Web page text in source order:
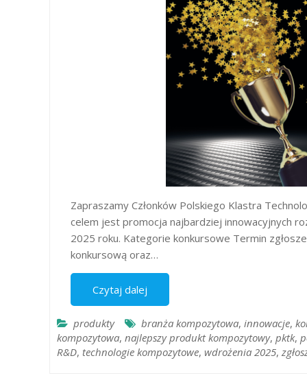
Zapraszamy Członków Polskiego Klastra
celem jest promocja najbardziej innowacyjnych
2025 roku. Kategorie konkursowe Termin
konkursową oraz…
Czytaj dalej
produkty branża kompozytowa, innowacje,
kompozytowa, najlepszy produkt kompozytowy, pktk,
R&D, technologie kompozytowe, wdrożenia 2025,